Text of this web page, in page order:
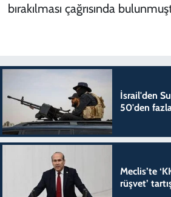
bırakılması çağrısında
İsrail'den
50'den
Meclis’te
rüşvet’